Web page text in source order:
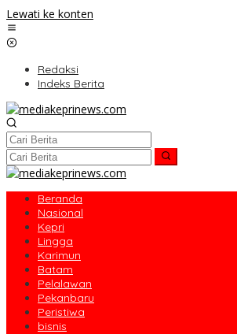
Lewati ke konten
Redaksi
Indeks Berita
Beranda
Nasional
Kepri
Lingga
Karimun
Batam
Pelalawan
Pekanbaru
Peristiwa
bisnis